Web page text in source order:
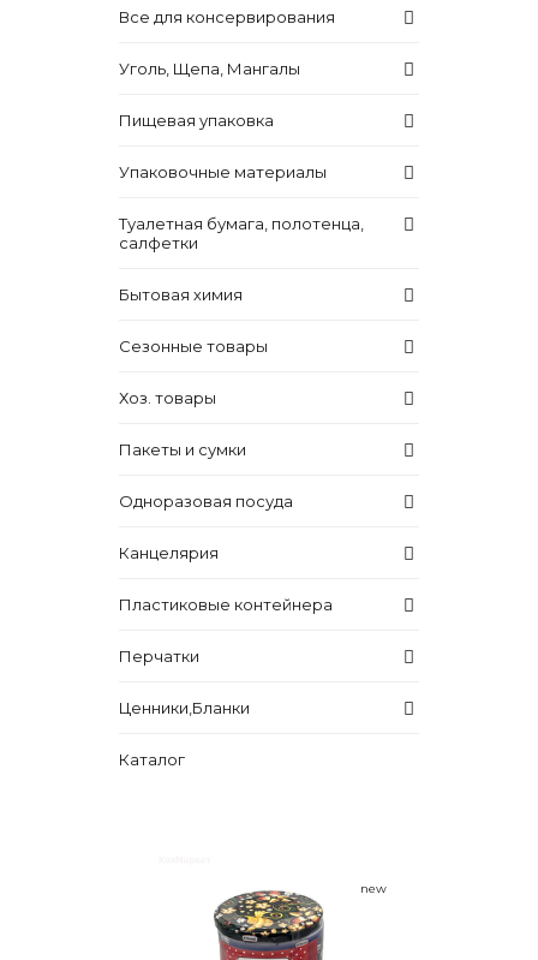
Все для консервирования
Уголь, Щепа, Мангалы
Пищевая упаковка
Упаковочные материалы
Туалетная бумага, полотенца,
салфетки
Бытовая химия
Сезонные товары
Хоз. товары
Пакеты и сумки
Одноразовая посуда
Канцелярия
Пластиковые контейнера
Перчатки
Ценники,Бланки
Каталог
new